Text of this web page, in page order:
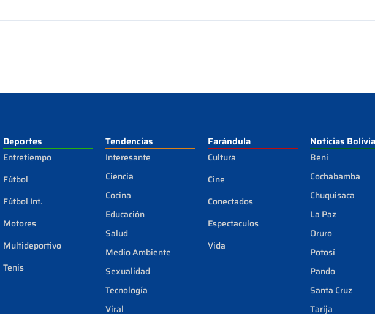
Deportes
Entretiempo
Fútbol
Fútbol Int.
Motores
Multideportivo
Tenis
Tendencias
Interesante
Ciencia
Cocina
Educación
Salud
Medio Ambiente
Sexualidad
Tecnología
Viral
Farándula
Cultura
Cine
Conectados
Espectaculos
Vida
Noticias Bolivia
Beni
Cochabamba
Chuquisaca
La Paz
Oruro
Potosí
Pando
Santa Cruz
Tarija